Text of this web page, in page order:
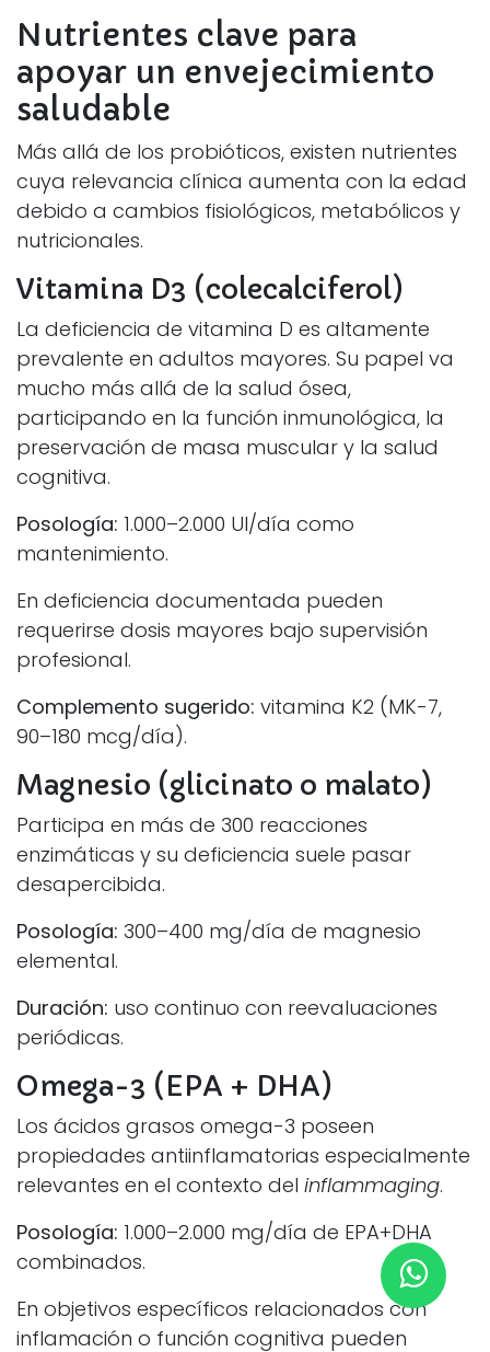
Nutrientes clave para
apoyar un envejecimiento
saludable
Más allá de los probióticos, existen nutrientes
cuya relevancia clínica aumenta con la edad
debido a cambios fisiológicos, metabólicos y
nutricionales.
Vitamina D3 (colecalciferol)
La deficiencia de vitamina D es altamente
prevalente en adultos mayores. Su papel va
mucho más allá de la salud ósea,
participando en la función inmunológica, la
preservación de masa muscular y la salud
cognitiva.
Posología: 1.000–2.000 UI/día como
mantenimiento.
En deficiencia documentada pueden
requerirse dosis mayores bajo supervisión
profesional.
Complemento sugerido: vitamina K2 (MK-7,
90–180 mcg/día).
Magnesio (glicinato o malato)
Participa en más de 300 reacciones
enzimáticas y su deficiencia suele pasar
desapercibida.
Posología: 300–400 mg/día de magnesio
elemental.
Duración: uso continuo con reevaluaciones
periódicas.
Omega-3 (EPA + DHA)
Los ácidos grasos omega-3 poseen
propiedades antiinflamatorias especialmente
relevantes en el contexto del inflammaging.
Posología: 1.000–2.000 mg/día de EPA+DHA
combinados.
En objetivos específicos relacionados con
inflamación o función cognitiva pueden